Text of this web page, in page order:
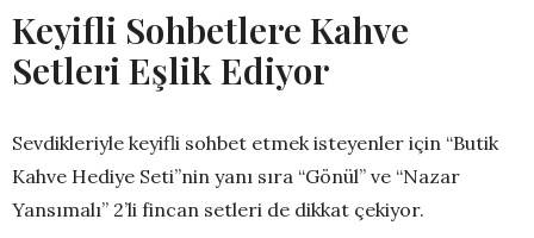
Keyifli Sohbetlere Kahve
Setleri Eşlik Ediyor
Sevdikleriyle keyifli sohbet etmek isteyenler için “Butik
Kahve Hediye Seti”nin yanı sıra “Gönül” ve “Nazar
Yansımalı” 2’li fincan setleri de dikkat çekiyor.